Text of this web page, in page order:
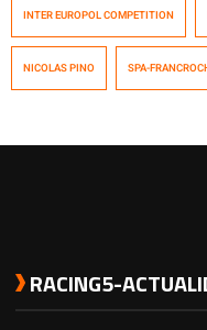
prototipos de esta
25 y 26 de septiembre,
INTER EUROPOL COMPETITION
NICOLAS PINO SPA-
RACING5-